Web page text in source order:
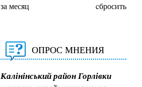
за месяц cбросить
ОПРОС МНЕНИЯ
Калінінський район Горлівки